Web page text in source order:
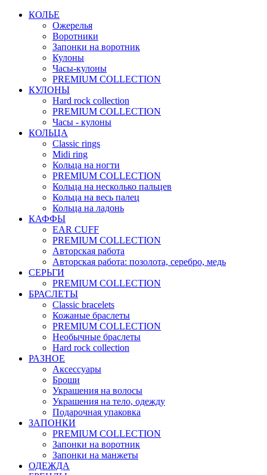
КОЛЬЕ
Ожерелья
Воротники
Запонки на воротник
Кулоны
Часы-кулоны
PREMIUM COLLECTION
КУЛОНЫ
Hard rock collection
PREMIUM COLLECTION
Часы - кулоны
КОЛЬЦА
Classic rings
Midi ring
Кольца на ногти
PREMIUM COLLECTION
Кольца на несколько пальцев
Кольца на весь палец
Кольца на ладонь
КАФФЫ
EAR CUFF
PREMIUM COLLECTION
Авторская работа
Авторская работа: позолота, серебро, медь
СЕРЬГИ
PREMIUM COLLECTION
БРАСЛЕТЫ
Classic bracelets
Кожаные браслеты
PREMIUM COLLECTION
Необычные браслеты
Hard rock collection
РАЗНОЕ
Аксессуары
Броши
Украшения на волосы
Украшения на тело, одежду
Подарочная упаковка
ЗАПОНКИ
PREMIUM COLLECTION
Запонки на воротник
Запонки на манжеты
ОДЕЖДА